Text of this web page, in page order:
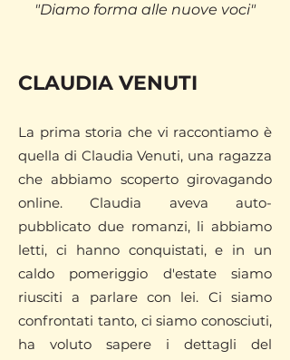
"Diamo forma alle nuove voci"
CLAUDIA VENUTI
La prima storia che vi raccontiamo è
quella di Claudia Venuti, una ragazza
che abbiamo scoperto girovagando
online. Claudia aveva auto-
pubblicato due romanzi, li abbiamo
letti, ci hanno conquistati, e in un
caldo pomeriggio d'estate siamo
riusciti a parlare con lei. Ci siamo
confrontati tanto, ci siamo conosciuti,
ha voluto sapere i dettagli del